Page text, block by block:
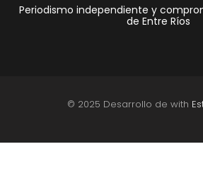
Periodismo independiente y
de Entre Ríos
© 2025 Desarrollo de with